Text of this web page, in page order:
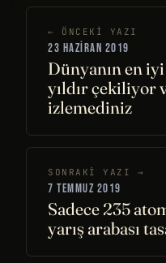
← ÖNCEKI YAZI
23 HAZIRAN 2019
Dünyanın en
yıldır çekiliyor
izlemediniz
SONRAKI YAZI →
7 TEMMUZ 2019
Sadece 235
yarış arabası